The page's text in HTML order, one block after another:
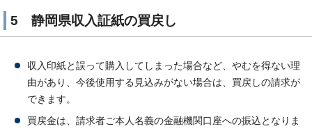
5 静岡県収入証紙の買戻し
収入印紙と誤って購入してしまった場合など、やむを得ない理
由があり、今後使用する見込みがない場合は、買戻しの請求が
できます。
買戻金は、請求者ご本人名義の金融機関口座への振込となりま